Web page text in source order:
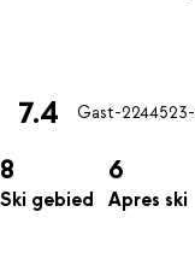
7.4 Gast-22445
8
Ski gebied
6
Apres ski